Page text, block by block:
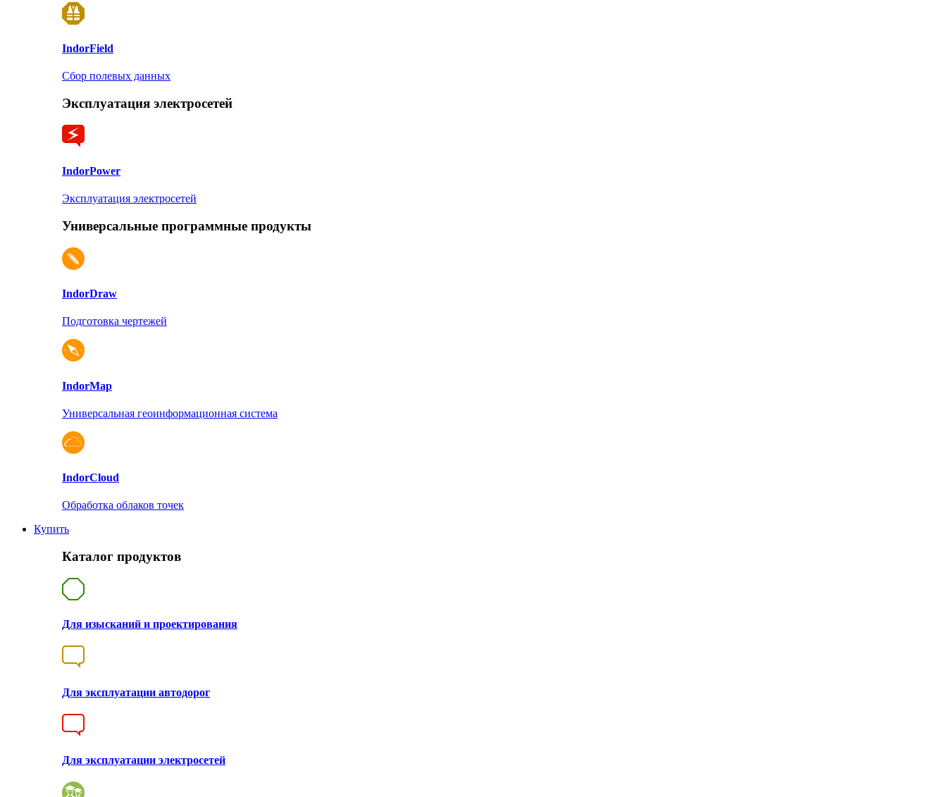
IndorField
Сбор полевых данных
Эксплуатация электросетей
IndorPower
Эксплуатация электросетей
Универсальные программные продукты
IndorDraw
Подготовка чертежей
IndorMap
Универсальная геоинформационная система
IndorCloud
Обработка облаков точек
Купить
Каталог продуктов
Для изысканий и проектирования
Для эксплуатации автодорог
Для эксплуатации электросетей